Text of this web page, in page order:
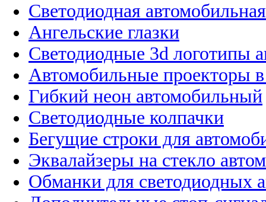
Светодиодная
Ангельские глазки
Светодиодные 3d логотипы
Автомобильные проекторы
Гибкий неон автомобильный
Светодиодные колпачки
Бегущие строки для
Эквалайзеры на стекло
Обманки для светодиодных